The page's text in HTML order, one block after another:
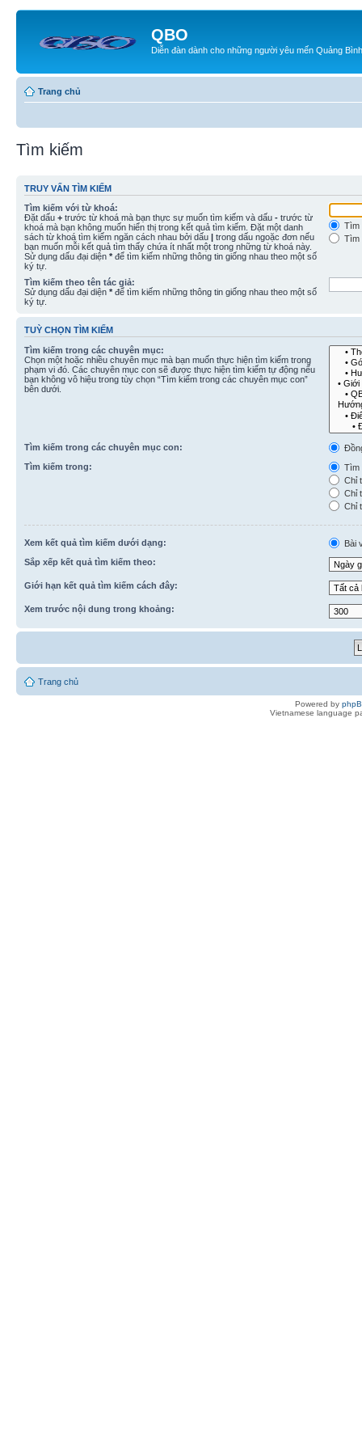
QBO
Diễn đàn dành cho những người yêu mến Quảng Bình
Trang chủ
Tìm kiếm
TRUY VẤN TÌM KIẾM
Tìm kiếm với từ khoá:
Đặt dấu + trước từ khoá mà bạn thực sự muốn tìm kiếm và dấu - trước từ
khoá mà bạn không muốn hiển thị trong kết quả tìm kiếm. Đặt một danh
sách từ khoá tìm kiếm ngăn cách nhau bởi dấu | trong dấu ngoặc đơn nếu
bạn muốn mỗi kết quả tìm thấy chứa ít nhất một trong những từ khoá này.
Sử dụng dấu đại diện * để tìm kiếm những thông tin giống nhau theo một số
ký tự.
Tìm
Tìm
Tìm kiếm theo tên tác giả:
Sử dụng dấu đại diện * để tìm kiếm những thông tin giống nhau theo một số
ký tự.
TUỲ CHỌN TÌM KIẾM
Tìm kiếm trong các chuyên mục:
Chọn một hoặc nhiều chuyên mục mà bạn muốn thực hiện tìm kiếm trong
phạm vi đó. Các chuyên mục con sẽ được thực hiện tìm kiếm tự động nếu
bạn không vô hiệu trong tùy chọn “Tìm kiếm trong các chuyên mục con”
bên dưới.
Tìm kiếm trong các chuyên mục con:
Tìm kiếm trong:
Tìm
Chỉ
Chỉ
Chỉ
Xem kết quả tìm kiếm dưới dạng:
Bài
Sắp xếp kết quả tìm kiếm theo:
Giới hạn kết quả tìm kiếm cách đây:
Xem trước nội dung trong khoảng:
Trang chủ
Powered by
Vietnamese language